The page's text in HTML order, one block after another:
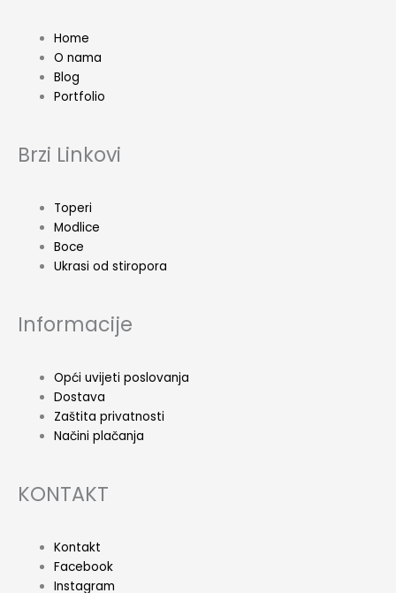
Home
O nama
Blog
Portfolio
Brzi Linkovi
Toperi
Modlice
Boce
Ukrasi od stiropora
Informacije
Opći uvijeti poslovanja
Dostava
Zaštita privatnosti
Načini plačanja
KONTAKT
Kontakt
Facebook
Instagram